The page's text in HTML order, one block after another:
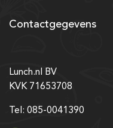
Contactgegevens
Lunch.nl BV
KVK 71653708
Tel: 085-0041390